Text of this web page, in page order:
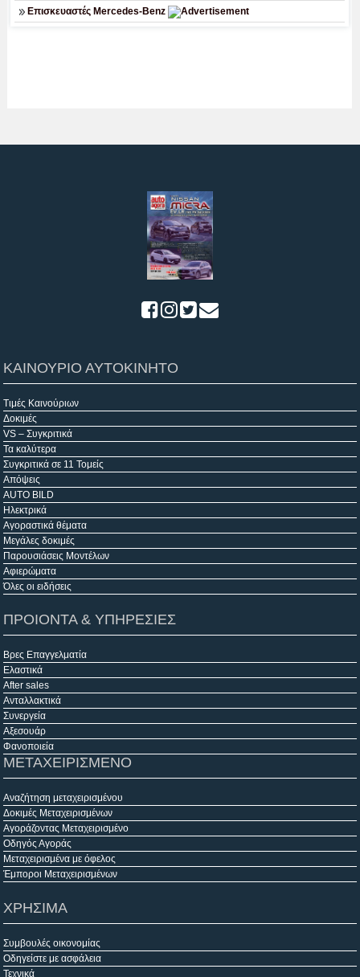
ΚΑΙΝΟΥΡΙΟ ΑΥΤΟΚΙΝΗΤΟ
Τιμές Καινούριων
Δοκιμές
VS – Συγκριτικά
Τα καλύτερα
Συγκριτικά σε 11 Τομείς
Απόψεις
AUTO BILD
Ηλεκτρικά
Αγοραστικά θέματα
Μεγάλες δοκιμές
Παρουσιάσεις Μοντέλων
Αφιερώματα
Όλες οι ειδήσεις
ΠΡΟΙΟΝΤΑ & ΥΠΗΡΕΣΙΕΣ
Βρες Επαγγελματία
Ελαστικά
After sales
Ανταλλακτικά
Συνεργεία
Αξεσουάρ
Φανοποιεία
ΜΕΤΑΧΕΙΡΙΣΜΕΝΟ
Αναζήτηση μεταχειρισμένου
Δοκιμές Μεταχειρισμένων
Αγοράζοντας Μεταχειρισμένο
Οδηγός Αγοράς
Μεταχειρισμένα με όφελος
Έμποροι Μεταχειρισμένων
ΧΡΗΣΙΜΑ
Συμβουλές οικονομίας
Οδηγείστε με ασφάλεια
Τεχνικά